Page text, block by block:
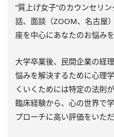
“質上げ女子”のカウンセリ
話、面談（ZOOM、名古屋
座を中心にあなたのお悩みを
大学卒業後、民間企業の経
悩みを解決するために心理
くいくためには特定の法則
臨床経験から、心の世界で
プローチに高い評価をいただ